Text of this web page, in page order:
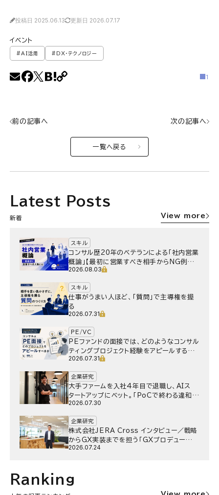
投稿日 2025.06.13 更新日 2026.07.17
イベント
#AI活用 #DX・テクノロジー
1
前の記事へ
一覧へ戻る
次の記事へ
Latest Posts
新着 View more
スキル
コンサル歴20年のベテランによる「社内営業
概論」【最初に営業すべき相手からNG例ま
で】
2026.08.03
スキル
仕事がうまい人ほど、「質問」で主導権を握
る
2026.07.31
PE/VC
PEファンドの面接では、どのようなコンサル
ティングプロジェクト経験をアピールするべ
きか
2026.07.31
企業研究
大手ファームを入社4年目で退職し、AIス
タートアップにベット。｢PoCで終わる違和
感｣はどうなったのか／Gen-AX株式会社
2026.07.30
企業研究
株式会社JERA Cross インタビュー／戦略
からGX実装までを担う「GXプロデュー
サー」というキャリア
2026.07.24
Ranking